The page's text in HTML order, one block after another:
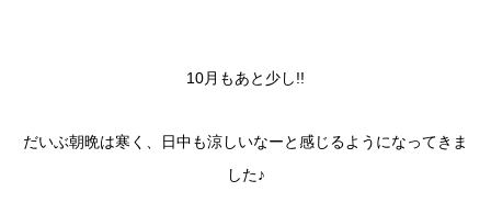
10月もあと少し!!
だいぶ朝晩は寒く、日中も涼しいなーと感じるようになってきま
した♪